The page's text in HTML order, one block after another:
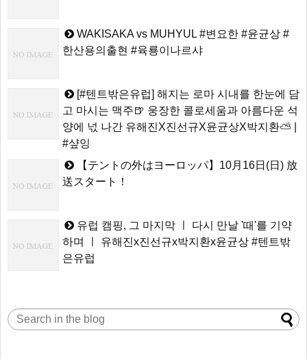
WAKISAKA vs MUHYUL #변요한 #윤균상 #
한산용의출현 #육룡이나르샤
[#텐트밖은유럽] 해지는 로마 시내를 한눈에 담
고 마시는 맥주🍺 웅장한 콜로세움과 아름다운 석
양에 넋 나간 유해진X진선규X윤균상X박지환⛅ |
#샾잉
【テントの外はヨーロッパ】10月16日(日) 放
送スタート！
유럽 캠핑, 그 마지막 ㅣ 다시 만날 '때'를 기약
하며 ㅣ 유해진x진선규x박지환x윤균상 #텐트밖
은유럽